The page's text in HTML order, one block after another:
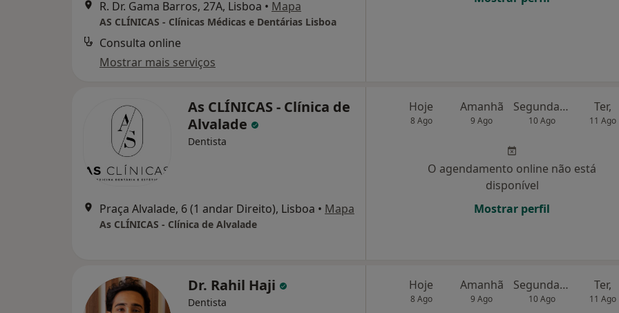
R. Dr. Gama Barros, 27A, Lisboa • Mapa
AS CLÍNICAS - Clínicas Médicas e Dentárias Lisboa
Consulta online
Mostrar mais serviços
As CLÍNICAS - Clínica de
Alvalade
Dentista
Praça Alvalade, 6 (1 andar Direito), Lisboa • Mapa
As CLÍNICAS - Clínica de Alvalade
Hoje
8 Ago
Amanhã
9 Ago
Segunda-feira
10 Ago
Ter,
11 Ago
O agendamento online não está
disponível
Mostrar perfil
Dr. Rahil Haji
Dentista
Hoje
8 Ago
Amanhã
9 Ago
Segunda-feira
10 Ago
Ter,
11 Ago